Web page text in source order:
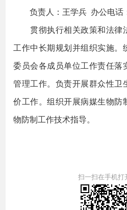
负责人：王学兵 办公电话
贯彻执行相关政策和法律
工作中长期规划并组织实施。
委员会各成员单位工作责任落
管理工作。负责开展群众性卫
价工作。组织开展病媒生物防
物防制工作技术指导。
扫一扫在手机打